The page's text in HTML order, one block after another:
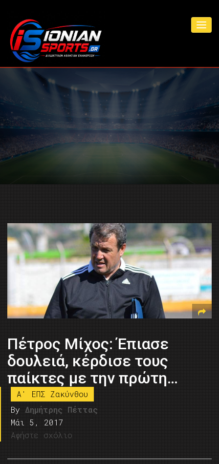
Πέτρος Μίχος: Έπιασε
δουλειά, κέρδισε τους
παίκτες με την πρώτη…
A' ΕΠΣ Ζακύνθου
By Δημήτρης Πέττας
Μάι 5, 2017
Αφήστε σχόλιο